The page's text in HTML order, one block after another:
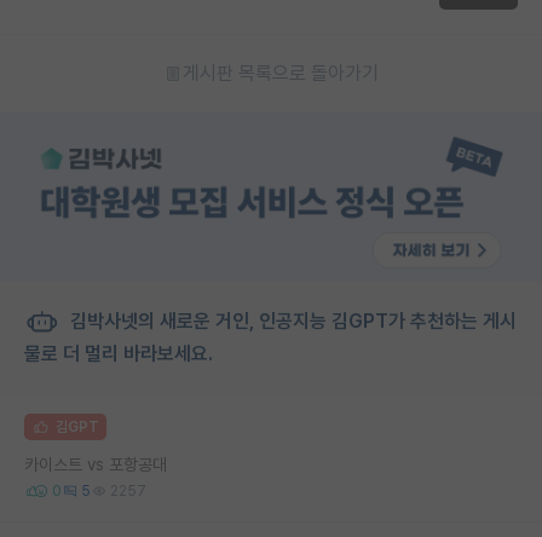
게시판 목록으로 돌아가기
김박사넷의 새로운 거인, 인공지능 김GPT가 추천하는 게시
물로 더 멀리 바라보세요.
김GPT
카이스트 vs 포항공대
0 5 2257